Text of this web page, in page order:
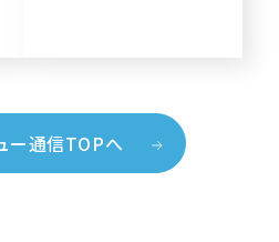
ー通信TOPへ